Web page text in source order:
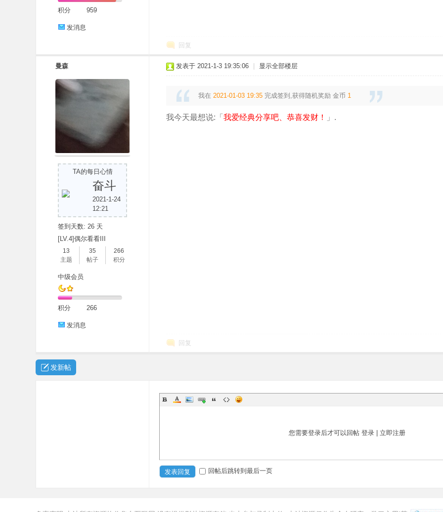
积分 959
发消息
回复
曼森
TA的每日心情
奋斗
2021-1-24
12:21
签到天数: 26 天
[LV.4]偶尔看看III
13
主题
35
帖子
266
积分
中级会员
积分 266
发消息
发表于 2021-1-3 19:35:06 显示全部楼层
我在 2021-01-03 19:35 完成签到,获得随机奖励 金币 1
我今天最想说:「 我爱经典分享吧、恭喜发财！ 」.
回复
发新帖
您需要登录后才可以回帖 登录| 立即注册
发表回复 回帖后跳转到最后一页